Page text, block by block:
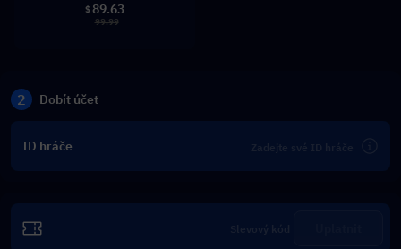
$ 89.63
99.99
2 Dobít účet
ID hráče